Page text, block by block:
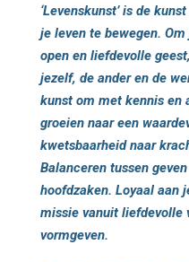
‘Levenskunst’ is de
je leven te bewegen.
open en liefdevolle
jezelf, de ander en de
kunst om met kennis en
groeien naar een
kwetsbaarheid naar
Balanceren tussen
hoofdzaken. Loyaal aan
missie vanuit liefdevolle
vormgeven.